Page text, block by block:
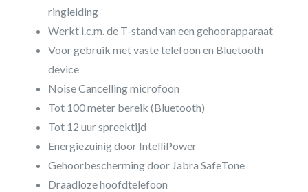
ringleiding
Werkt i.c.m. de T-stand van een gehoorapparaat
Voor gebruik met vaste telefoon en Bluetooth
device
Noise Cancelling microfoon
Tot 100 meter bereik (Bluetooth)
Tot 12 uur spreektijd
Energiezuinig door IntelliPower
Gehoorbescherming door Jabra SafeTone
Draadloze hoofdtelefoon